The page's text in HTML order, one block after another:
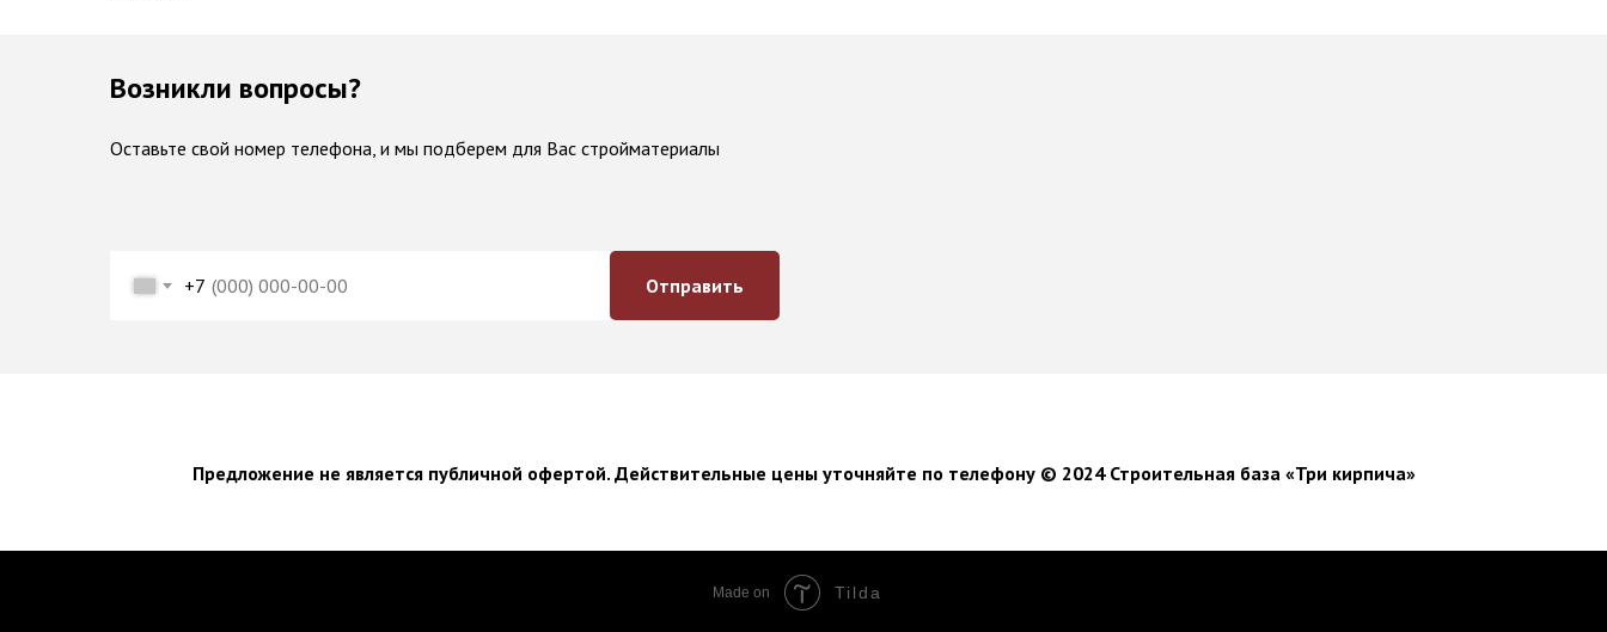
Возникли вопросы?
Оставьте свой номер телефона, и мы подберем для Вас стройматериалы
+7 Отправить
Предложение не является публичной офертой. Действительные цены уточняйте по телефону © 2024 Строительная база «Три кирпича»
Made on Tilda